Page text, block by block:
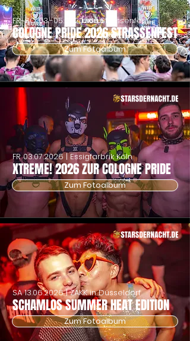
COLOGNE PRIDE 2026 STRASSENFEST
FR-SO03.-05.07.2026| Strassenfest
Zum Fotoalbum
XTREME! 2026 ZUR COLOGNE PRIDE
FR03.07.2026| Essigfarbrik Köln
Zum Fotoalbum
SCHAMLOS SUMMER HEAT EDITION
SA13.06.2026| ZAKK in Düsseldorf
Zum Fotoalbum